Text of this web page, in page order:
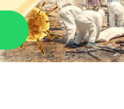
uczta królestwa!
autorytet słów